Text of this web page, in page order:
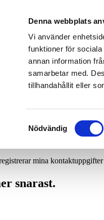
Denna webbplats
Vi använder
funktioner för
annan information
samarbetar med.
tillhandahållit eller
Samtyckesval
Nödvändig
kostnadsfritt.
du kan spara med en
mina
snarast.